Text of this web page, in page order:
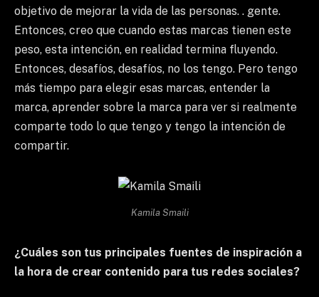
objetivo de mejorar la vida de las personas. . gente.
Entonces, creo que cuando estas marcas tienen este
peso, esta intención, en realidad termina fluyendo.
Entonces, desafíos, desafíos, no los tengo. Pero tengo
más tiempo para elegir esas marcas, entender la
marca, aprender sobre la marca para ver si realmente
comparte todo lo que tengo y tengo la intención de
compartir.
Kamila Smaili
¿Cuáles son tus principales fuentes de inspiración a
la hora de crear contenido para tus redes sociales?